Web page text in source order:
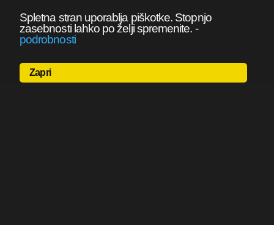
Spletna stran uporablja piškotke. Stopnjo
zasebnosti lahko po želji spremenite. -
podrobnosti
Zapri